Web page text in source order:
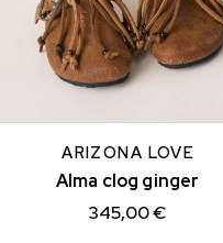
ARIZONA LOVE
Alma clog ginger
345,00 €
40